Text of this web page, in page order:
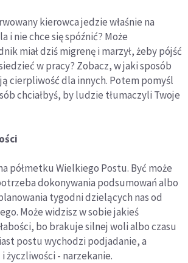
kierowca jedzie właśnie na
i nie chce się spóźnić? Może
miał dziś migrenę i marzył, żeby pójść
w pracy? Zobacz, w jaki sposób
cierpliwość dla innych. Potem pomyśl
chciałbyś, by ludzie tłumaczyli Twoje
półmetku Wielkiego Postu. Być może
dokonywania podsumowań albo
tygodni dzielących nas od
Może widzisz w sobie jakieś
bo brakuje silnej woli albo czasu
postu wychodzi podjadanie, a
życzliwości - narzekanie.